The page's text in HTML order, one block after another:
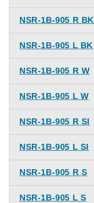
NSR-1B-905 R BK
NSR-1B-905 L BK
NSR-1B-905 R W
NSR-1B-905 L W
NSR-1B-905 R SI
NSR-1B-905 L SI
NSR-1B-905 R S
NSR-1B-905 L S